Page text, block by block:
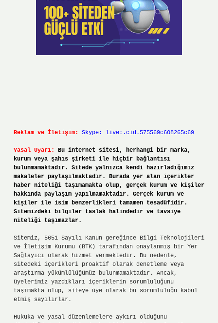
Reklam ve İletişim: Skype: live:.cid.575569c608265c69
Yasal Uyarı:
Bu internet sitesi, herhangi bir marka,
kurum veya şahıs şirketi ile hiçbir bağlantısı
bulunmamaktadır. Sitede yalnızca kendi hazırladığımız
makaleler paylaşılmaktadır. Burada yer alan içerikler
haber niteliği taşımamakta olup, gerçek kurum ve kişiler
hakkında paylaşım yapılmamaktadır. Gerçek kurum ve
kişiler ile isim benzerlikleri tamamen tesadüfidir.
Sitemizdeki bilgiler taslak halindedir ve tavsiye
niteliği taşımazlar.
Sitemiz, 5651 Sayılı Kanun gereğince Bilgi Teknolojileri
ve İletişim Kurumu (BTK) tarafından onaylanmış bir Yer
Sağlayıcı olarak hizmet vermektedir. Bu nedenle,
sitedeki içerikleri proaktif olarak denetleme veya
araştırma yükümlülüğümüz bulunmamaktadır. Ancak,
üyelerimiz yazdıkları içeriklerin sorumluluğunu
taşımakta olup, siteye üye olarak bu sorumluluğu kabul
etmiş sayılırlar.
Hukuka ve yasal düzenlemelere aykırı olduğunu